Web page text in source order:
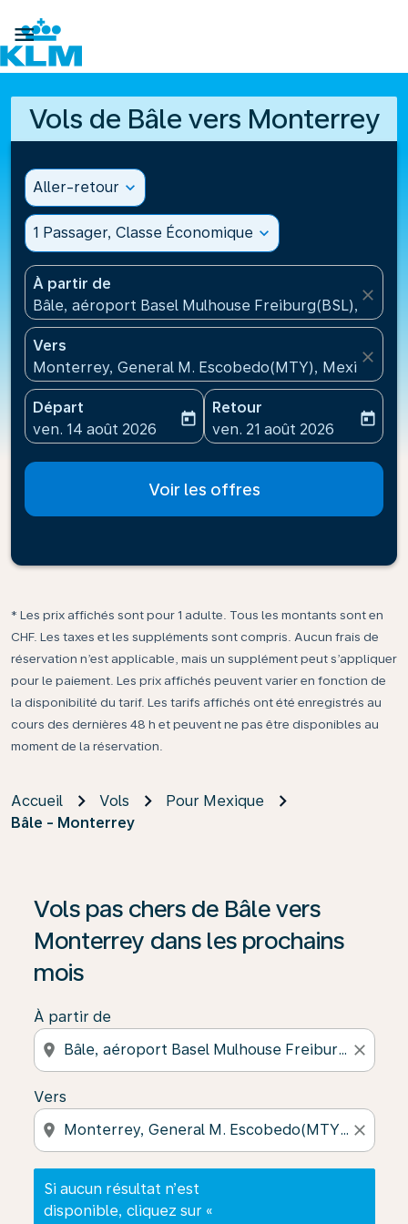

Vols de Bâle vers Monterrey
Aller-retour expand_more
1 Passager, Classe Économique expand_more
À partir de
Bâle, aéroport Basel Mulhouse Freiburg(BSL), Suisse
close
Vers
Monterrey, General M. Escobedo(MTY), Mexique
close
Départ
fc-booking-departure-date-aria-label
ven. 14 août 2026
today
Retour
fc-booking-return-date-
ven. 21 août 2026
today
Voir les offres
* Les prix affichés sont pour 1 adulte. Tous les montants sont en
CHF. Les taxes et les suppléments sont compris. Aucun frais de
réservation n’est applicable, mais un supplément peut s’appliquer
pour le paiement. Les prix affichés peuvent varier en fonction de
la disponibilité du tarif. Les tarifs affichés ont été enregistrés au
cours des dernières 48 h et peuvent ne pas être disponibles au
moment de la réservation.
Accueil Vols
Pour Mexique
Bâle - Monterrey
Vols pas chers de Bâle vers
Monterrey dans les prochains
mois
À partir de
location_on close
Vers
location_on close
Si aucun résultat n’est
disponible, cliquez sur «
Si aucun résultat n’est disponible, cliquez sur «